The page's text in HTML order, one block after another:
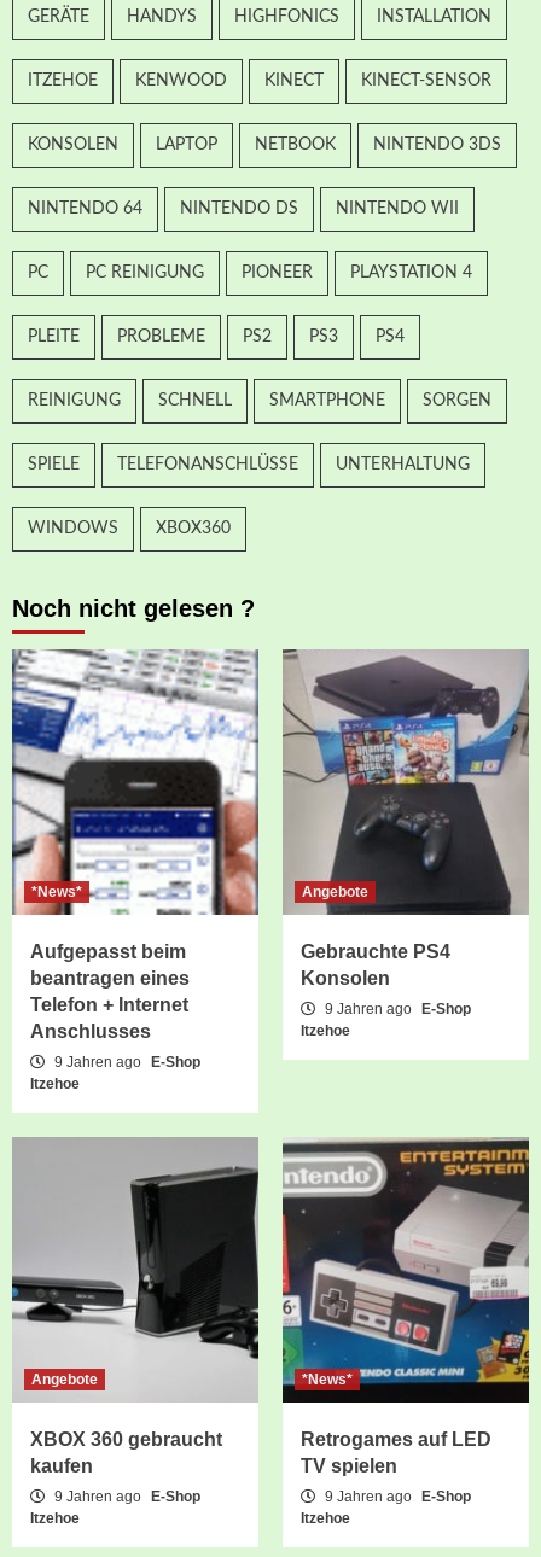
GERÄTE HANDYS HIGHFONICS INSTALLATION
ITZEHOE KENWOOD KINECT KINECT-SENSOR
KONSOLEN LAPTOP NETBOOK NINTENDO 3DS
NINTENDO 64 NINTENDO DS NINTENDO WII
PC PC REINIGUNG PIONEER PLAYSTATION 4
PLEITE PROBLEME PS2 PS3 PS4
REINIGUNG SCHNELL SMARTPHONE SORGEN
SPIELE TELEFONANSCHLÜSSE UNTERHALTUNG
WINDOWS XBOX360
Noch nicht gelesen ?
*News*
Aufgepasst beim
beantragen eines
Telefon + Internet
Anschlusses
9 Jahren ago
E-Shop
Itzehoe
Angebote
Gebrauchte PS4
Konsolen
9 Jahren ago
E-Shop
Itzehoe
Angebote
XBOX 360 gebraucht
kaufen
9 Jahren ago
E-Shop
Itzehoe
*News*
Retrogames auf LED
TV spielen
9 Jahren ago
E-Shop
Itzehoe